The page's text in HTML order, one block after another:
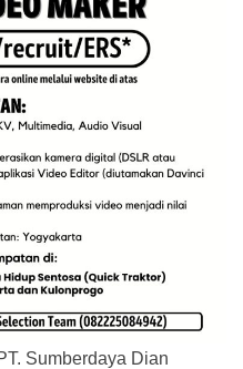
Sumberdaya Dian